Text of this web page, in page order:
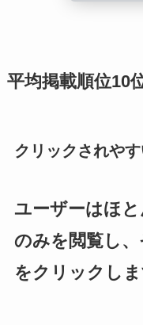
平均掲載順位10
クリックされや
ユーザーはほ
のみを閲覧し
をクリックしま